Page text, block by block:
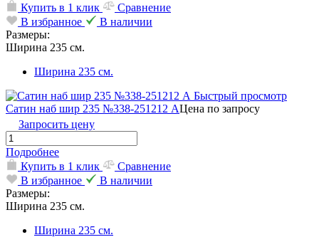
Купить в 1 клик
Сравнение
В избранное
В наличии
Размеры:
Ширина 235 см.
Ширина 235 см.
Быстрый просмотр
Сатин наб шир 235 №338-251212 АЦена по запросу
Запросить цену
Подробнее
Купить в 1 клик
Сравнение
В избранное
В наличии
Размеры:
Ширина 235 см.
Ширина 235 см.